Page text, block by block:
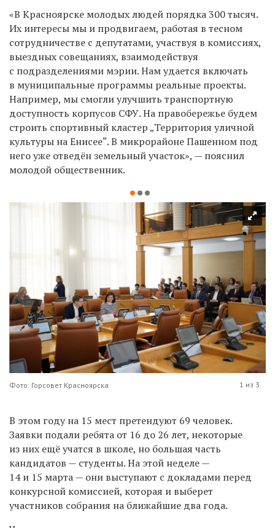
«В Красноярске молодых людей порядка 300 тысяч.
Их интересы мы и продвигаем, работая в тесном
сотрудничестве с депутатами, участвуя в комиссиях,
выездных совещаниях, взаимодействуя
с подразделениями мэрии. Нам удается включать
в муниципальные программы реальные проекты.
Например, мы смогли улучшить транспортную
доступность корпусов СФУ. На правобережье будем
строить спортивный кластер „Территория уличной
культуры на Енисее“. В микрорайоне Пашенном под
него уже отведён земельный участок», — пояснил
молодой общественник.
Фото: Горсовет Красноярска 1 из 3
В этом году на 15 мест претендуют 69 человек.
Заявки подали ребята от 16 до 26 лет, некоторые
из них ещё учатся в школе, но большая часть
кандидатов — студенты. На этой неделе —
14 и 15 марта — они выступают с докладами перед
конкурсной комиссией, которая и выберет
участников собрания на ближайшие два года.